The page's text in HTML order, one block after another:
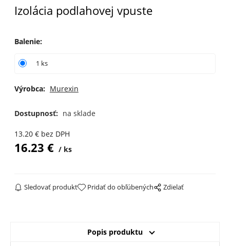
Izolácia podlahovej vpuste
Balenie:
1 ks
Výrobca: Murexin
Dostupnosť: na sklade
13.20€ bez DPH
16.23 € ks
Sledovať produkt Pridať do obľúbených Zdielať
Popis produktu